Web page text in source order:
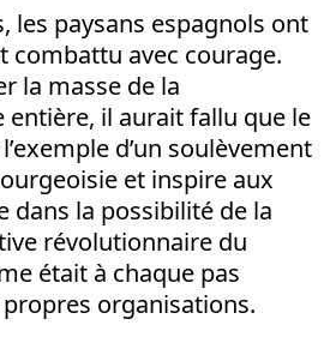
les paysans espagnols ont
combattu avec courage.
la masse de la
entière, il aurait fallu que le
d’un soulèvement
et inspire aux
dans la possibilité de la
révolutionnaire du
était à chaque pas
organisations.